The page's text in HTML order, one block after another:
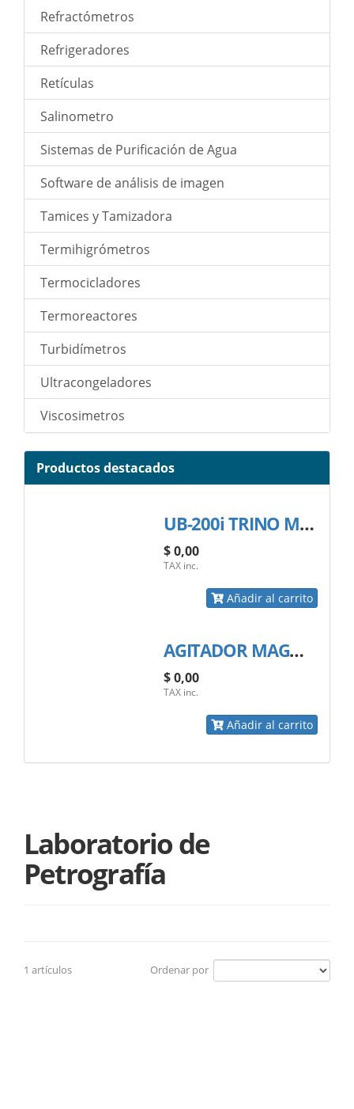
Refractómetros
Refrigeradores
Retículas
Salinometro
Sistemas de Purificación de Agua
Software de análisis de imagen
Tamices y Tamizadora
Termihigrómetros
Termocicladores
Termoreactores
Turbidímetros
Ultracongeladores
Viscosimetros
Productos destacados
UB-200i TRINO MICROSCOPIO BINOCULAR
$ 0,00
TAX inc.
Añadir al carrito
AGITADOR MAGNETICO CON CALENTAMIENTO; MARCA BIOLAB
$ 0,00
TAX inc.
Añadir al carrito
Laboratorio de
Petrografía
Ordenar por
1 artículos